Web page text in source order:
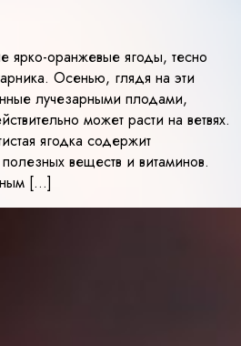
ярко-оранжевые ягоды, тесно
Осенью, глядя на эти
лучезарными плодами,
может расти на ветвях.
ягодка содержит
веществ и витаминов.
[…]